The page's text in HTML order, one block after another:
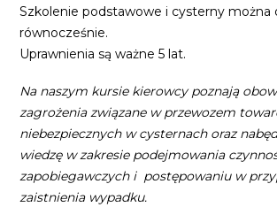
Szkolenie podstawowe i cysterny można
równocześnie.
Uprawnienia są ważne 5 lat.
Na naszym kursie kierowcy poznają
zagrożenia związane w przewozem
niebezpiecznych w cysternach oraz
wiedzę w zakresie podejmowania
zapobiegawczych i postępowaniu w
zaistnienia wypadku.